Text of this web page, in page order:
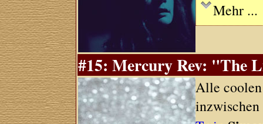
Mehr ...
#15: Mercury Rev: "The
Alle